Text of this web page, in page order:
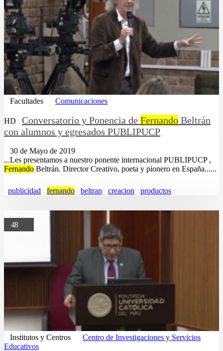
Facultades Comunicaciones
HD Conversatorio y Ponencia de Fernando Beltrán
con alumnos y egresados PUBLIPUCP
30 de Mayo de 2019
...Les presentamos a nuestro ponente internacional PUBLIPUCP ,
Fernando Beltrán. Director Creativo, poeta y pionero en España......
publicidad fernando beltran creacion productos
48
Institutos y Centros
Centro de Investigaciones y Servicios
Educativos